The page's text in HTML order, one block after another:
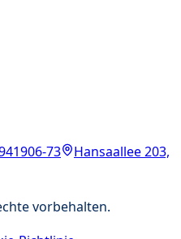
73
Hansaallee 203,
vorbehalten.